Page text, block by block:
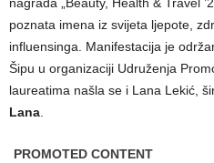
poznata imena iz svijeta ljepote,
influensinga. Manifestacija je
Šipu u organizaciji Udruženja
laureatima našla se i Lana Lekić,
Lana